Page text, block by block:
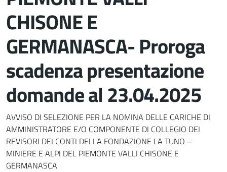
CHISONE E
GERMANASCA- Proroga
scadenza presentazione
domande al 23.04.2025
Dettagli del documento
AVVISO DI SELEZIONE PER LA NOMINA DELLE CARICHE DI
AMMINISTRATORE E/O COMPONENTE DI COLLEGIO DEI
REVISORI DEI CONTI DELLA FONDAZIONE LA TUNO –
MINIERE E ALPI DEL PIEMONTE VALLI CHISONE E
GERMANASCA